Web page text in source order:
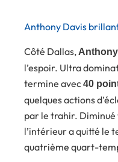
Anthony Davis
Côté Dallas,
l’espoir. Ultra
termine avec40
quelques actions
par le trahir. Diminué
l’intérieur a quitté le
quatrième quart-